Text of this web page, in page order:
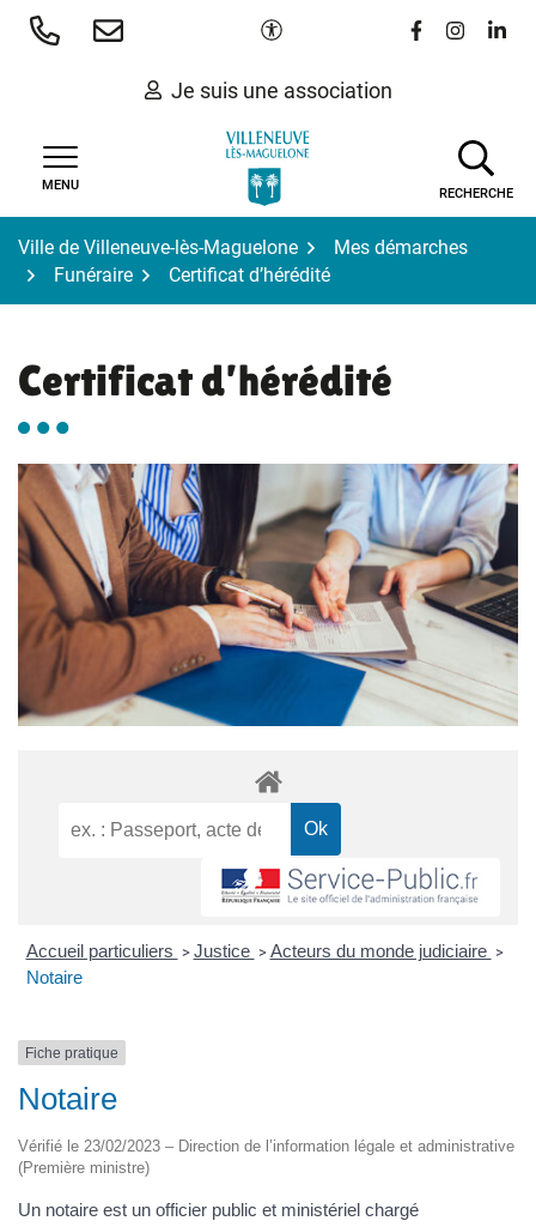
Aller
Paramètres d'accessibilité
Lien vers le
Lien vers
Lien
Je suis une association
MENU
RECHERCHE
Ville de Villeneuve-lès-Maguelone
Mes démarches
Funéraire
Certificat d’hérédité
Certificat d’hérédité
Accueil particuliers > Justice > Acteurs du monde judiciaire >
Notaire
Fiche pratique
Notaire
Vérifié le 23/02/2023 – Direction de l’information légale et administrative
(Première ministre)
Un notaire est un officier public et ministériel chargé